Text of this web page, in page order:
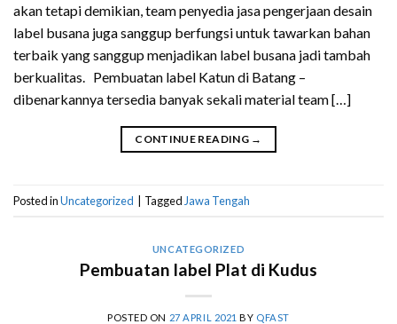
akan tetapi demikian, team penyedia jasa pengerjaan desain
label busana juga sanggup berfungsi untuk tawarkan bahan
terbaik yang sanggup menjadikan label busana jadi tambah
berkualitas. Pembuatan label Katun di Batang –
dibenarkannya tersedia banyak sekali material team […]
CONTINUE READING →
Posted inUncategorized | Tagged Jawa Tengah
UNCATEGORIZED
Pembuatan label Plat di Kudus
POSTED ON 27 APRIL 2021 BY QFAST